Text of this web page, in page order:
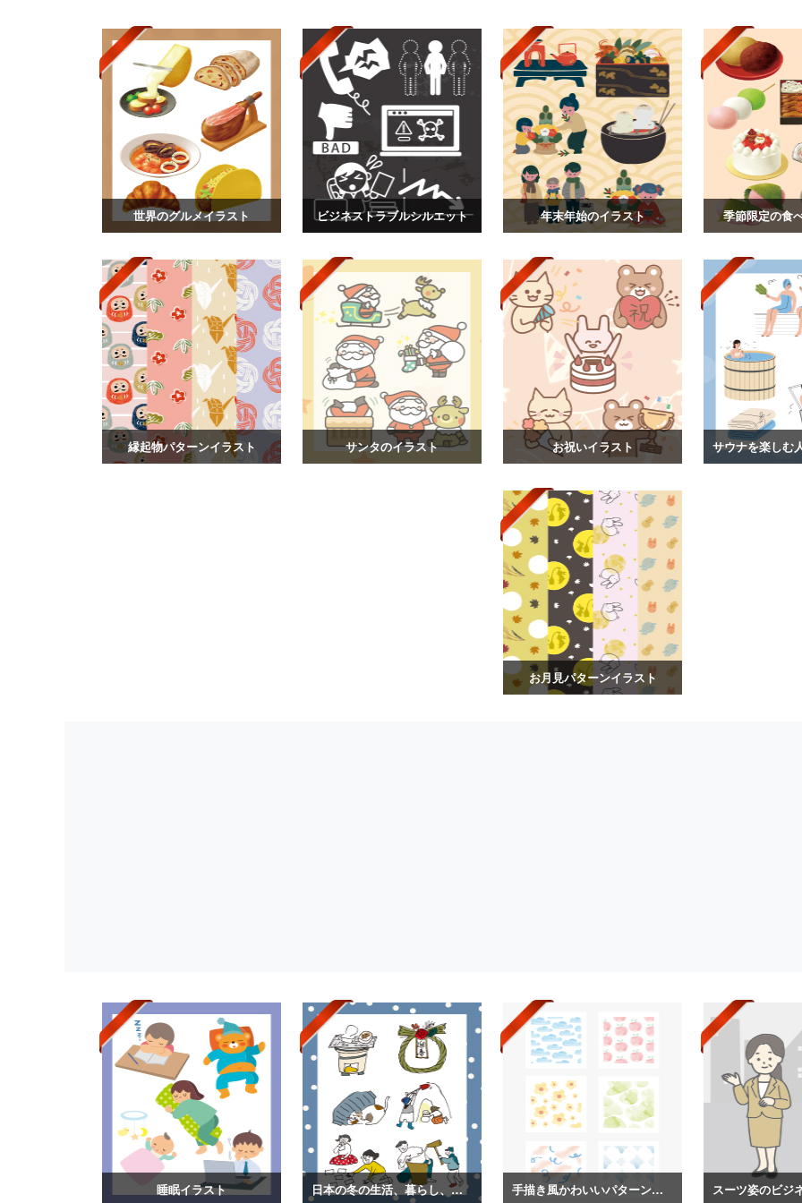
世界のグルメイラスト ビジネストラブルシルエット 年末年始のイラスト 季節限定の食
縁起物パターンイラスト サンタのイラスト お祝いイラスト
お月見パターンイラスト
睡眠イラスト 日本の冬の生活、暮らし、装いイラスト 手描き風かわいいパターンイラスト